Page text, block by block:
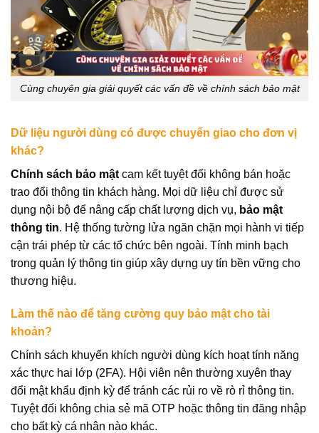
Cùng chuyên gia giải quyết các vấn đề về chính sách bảo mật
Dữ liệu người dùng có được chuyển giao cho đơn vị
khác?
Chính sách bảo mật cam kết tuyệt đối không bán hoặc
trao đổi thông tin khách hàng. Mọi dữ liệu chỉ được sử
dụng nội bộ để nâng cấp chất lượng dịch vụ, bảo mật
thông tin. Hệ thống tường lửa ngăn chặn mọi hành vi tiếp
cận trái phép từ các tổ chức bên ngoài. Tính minh bạch
trong quản lý thông tin giúp xây dựng uy tín bền vững cho
thương hiệu.
Làm thế nào để tăng cường quy bảo mật cho tài
khoản?
Chính sách khuyến khích người dùng kích hoạt tính năng
xác thực hai lớp (2FA). Hội viên nên thường xuyên thay
đổi mật khẩu định kỳ để tránh các rủi ro về rò rỉ thông tin.
Tuyệt đối không chia sẻ mã OTP hoặc thông tin đăng nhập
cho bất kỳ cá nhân nào khác.